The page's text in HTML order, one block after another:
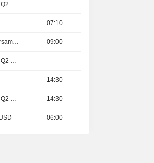
07:10
09:00
14:30
14:30
06:00